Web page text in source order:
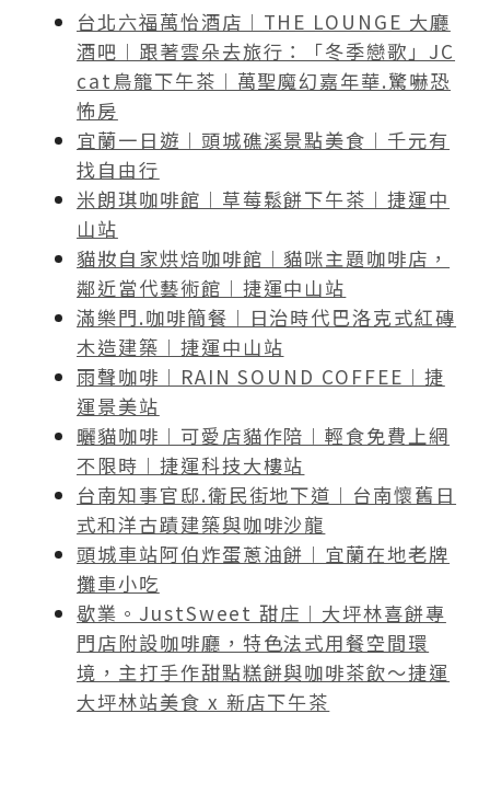
台北六福萬怡酒店︱THE LOUNGE 大廳
酒吧︱跟著雲朵去旅行：「冬季戀歌」JC
cat鳥籠下午茶︱萬聖魔幻嘉年華.驚嚇恐
怖房
宜蘭一日遊︱頭城礁溪景點美食︱千元有
找自由行
米朗琪咖啡館︱草莓鬆餅下午茶︱捷運中
山站
貓妝自家烘焙咖啡館︱貓咪主題咖啡店，
鄰近當代藝術館︱捷運中山站
滿樂門.咖啡簡餐︱日治時代巴洛克式紅磚
木造建築︱捷運中山站
雨聲咖啡︱RAIN SOUND COFFEE︱捷
運景美站
曬貓咖啡︱可愛店貓作陪︱輕食免費上網
不限時︱捷運科技大樓站
台南知事官邸.衛民街地下道︱台南懷舊日
式和洋古蹟建築與咖啡沙龍
頭城車站阿伯炸蛋蔥油餅︱宜蘭在地老牌
攤車小吃
歇業。JustSweet 甜庄︱大坪林喜餅專
門店附設咖啡廳，特色法式用餐空間環
境，主打手作甜點糕餅與咖啡茶飲～捷運
大坪林站美食 x 新店下午茶